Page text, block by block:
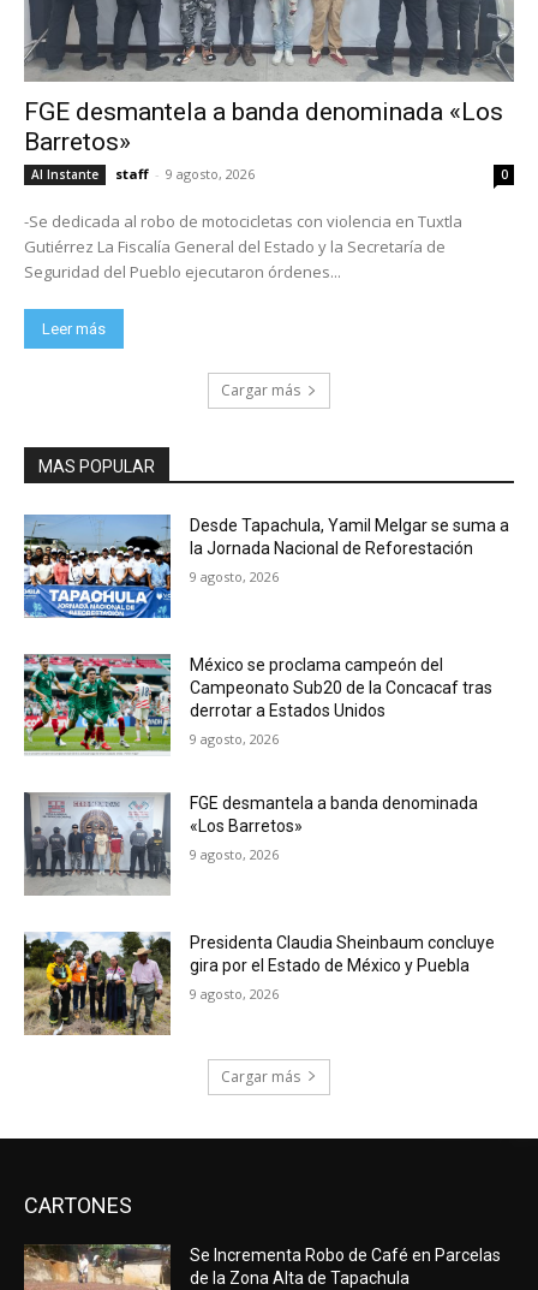
FGE desmantela a banda denominada «Los
Barretos»
Al Instante staff - 9 agosto, 2026 0
-Se dedicada al robo de motocicletas con violencia en Tuxtla
Gutiérrez La Fiscalía General del Estado y la Secretaría de
Seguridad del Pueblo ejecutaron órdenes...
Leer más
Cargar más
MAS POPULAR
Desde Tapachula, Yamil Melgar se suma a
la Jornada Nacional de Reforestación
9 agosto, 2026
México se proclama campeón del
Campeonato Sub20 de la Concacaf tras
derrotar a Estados Unidos
9 agosto, 2026
FGE desmantela a banda denominada
«Los Barretos»
9 agosto, 2026
Presidenta Claudia Sheinbaum concluye
gira por el Estado de México y Puebla
9 agosto, 2026
Cargar más
CARTONES
Se Incrementa Robo de Café en Parcelas
de la Zona Alta de Tapachula